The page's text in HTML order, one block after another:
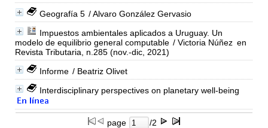
Geografía 5 / Alvaro González Gervasio
Impuestos ambientales aplicados a Uruguay. Un
modelo de equilibrio general computable / Victoria Núñez en
Revista Tributaria, n.285 (nov.-dic, 2021)
Informe / Beatriz Olivet
Interdisciplinary perspectives on planetary well-being
page /2